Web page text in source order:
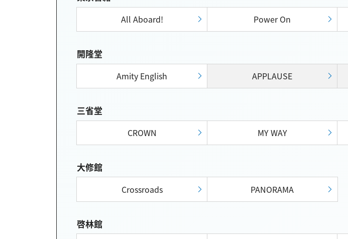
All Aboard! Power On
開隆堂
Amity English APPLAUSE
三省堂
CROWN MY WAY
大修館
Crossroads PANORAMA
啓林館